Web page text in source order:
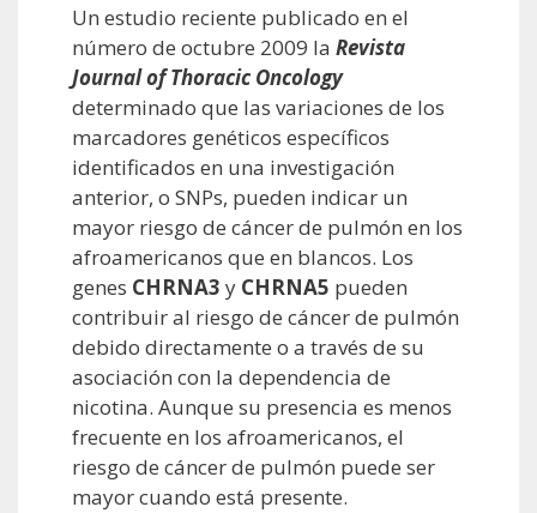
Un estudio reciente publicado en el
número de octubre 2009 la Revista
Journal of Thoracic Oncology
determinado que las variaciones de los
marcadores genéticos específicos
identificados en una investigación
anterior, o SNPs, pueden indicar un
mayor riesgo de cáncer de pulmón en los
afroamericanos que en blancos. Los
genes CHRNA3 y CHRNA5 pueden
contribuir al riesgo de cáncer de pulmón
debido directamente o a través de su
asociación con la dependencia de
nicotina. Aunque su presencia es menos
frecuente en los afroamericanos, el
riesgo de cáncer de pulmón puede ser
mayor cuando está presente.